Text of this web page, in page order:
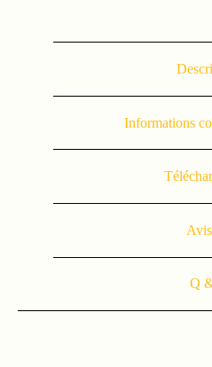
Informations
Q